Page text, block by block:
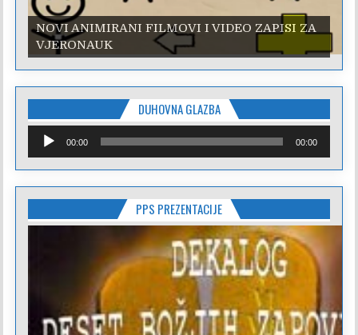
NOVI ANIMIRANI FILMOVI I VIDEO ZAPISI ZA
VJERONAUK
NOVI ANIMIRANI FILMOVI I VIDEO ZAPISI ZA
VJERONAUK
DUHOVNA GLAZBA
Reproduktor
audiozapisa
00:00 00:00
PPS PREZENTACIJE